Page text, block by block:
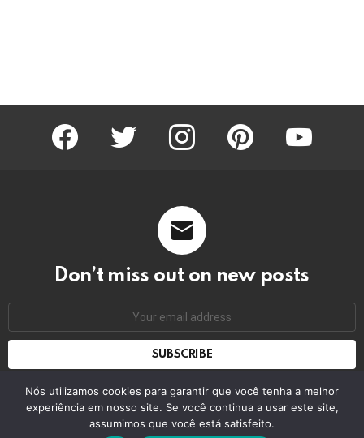
facebook twitter instagram pinterest
Don’t miss out on new posts
Nós utilizamos cookies para garantir que você tenha a melhor
experiência em nosso site. Se você continua a usar este site,
assumimos que você está satisfeito.